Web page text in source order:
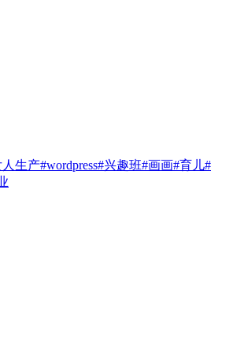
人生产#wordpress#兴趣班#画画#育儿#